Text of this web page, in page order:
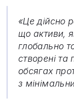
«Це дійсно
що активи,
глобально
створені та
обсягах
з